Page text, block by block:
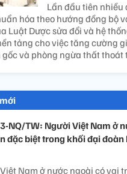
Lần đầu tiên nhiều
hóa theo hướng đồng bộ
Luật Dược sửa đổi và hệ
tảng cho việc tăng cường
và phòng ngừa thất thoát
NQ/TW: Người Việt Nam ở
đặc biệt trong khối đại đoàn
Nam ở nước ngoài có vai